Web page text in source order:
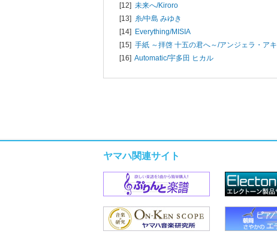
[12] 未来へ/Kiroro
[13] 糸/中島 みゆき
[14] Everything/MISIA
[15] 手紙 ～拝啓 十五の君へ～/アンジェラ・アキ
[16] Automatic/宇多田 ヒカル
ヤマハ関連サイト